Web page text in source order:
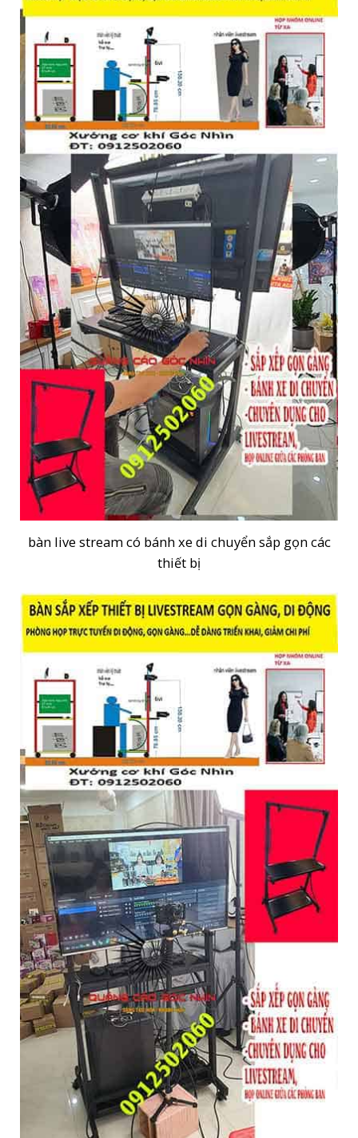
bàn live stream có bánh xe di chuyển sắp gọn các
thiết bị